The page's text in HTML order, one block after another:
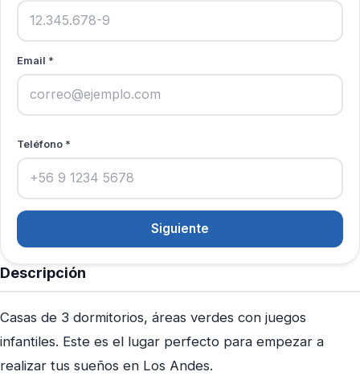
Descripción
Casas de 3 dormitorios, áreas verdes con juegos
infantiles. Este es el lugar perfecto para empezar a
realizar tus sueños en Los Andes.
Email *
Teléfono *
Siguiente